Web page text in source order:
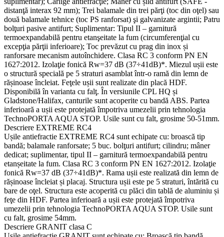
distanţă interax 92 mm); Trei balamale din trei părţi (toc din oţel) sau
două balamale tehnice (toc PS ranforsat) şi galvanizate argintii; Patru
bolţuri pasive antifurt; Suplimentar: Tipul II – garnitură
termoexpandabilă pentru etanşeitate la fum (circumferenţial cu
excepţia părţii inferioare); Toc prevăzut cu prag din inox și
ranforsare mecanism autoînchidere. Clasa RC 3 conform PN EN
1627:2012. Izolaţie fonică Rw=37 dB (37÷41dB)*. Miezul ușii este
o structură specială pe 5 straturi asamblat într-o ramă din lemn de
rășinoase încleiat. Feţele ușii sunt realizate din placă HDF.
Disponibilă în varianta cu falţ. În versiunile CPL HQ și
Gladstone/Halifax, canturile sunt acoperite cu bandă ABS. Partea
inferioară a ușii este protejată împotriva umezelii prin tehnologia
TechnoPORTA AQUA STOP. Usile sunt cu falt, grosime 50-51mm.
Descriere EXTREME RC4
Ușile antiefractie EXTREME RC4 sunt echipate cu: broască tip
bandă; balamale ranforsate; 5 buc. bolţuri antifurt; cilindru; mâner
dedicat; suplimentar, tipul II – garnitură termoexpandabilă pentru
etanșeitate la fum. Clasa RC 3 conform PN EN 1627:2012. Izolaţie
fonică Rw=37 dB (37÷41dB)*. Rama ușii este realizată din lemn de
rășinoase încleiat și placaj. Structura ușii este pe 5 straturi, întărită cu
bare de oţel. Structura este acoperită cu plăci din tablă de aluminiu și
feţe din HDF. Partea inferioară a ușii este protejată împotriva
umezelii prin tehnologia TechnoPORTA AQUA STOP. Usile sunt
cu falt, grosime 54mm.
Descriere GRANIT clasa C